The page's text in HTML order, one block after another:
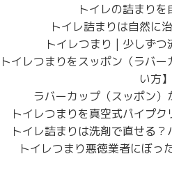
トイレの詰まりを
トイレ詰まりは自然に
トイレつまり | 少しず
トイレつまりをスッポン（ラバ
い方】
ラバーカップ（スッポン）
トイレつまりを真空式パイプ
トイレ詰まりは洗剤で直せる
トイレつまり悪徳業者にぼっ